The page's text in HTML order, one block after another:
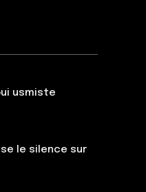
usmiste
le silence sur